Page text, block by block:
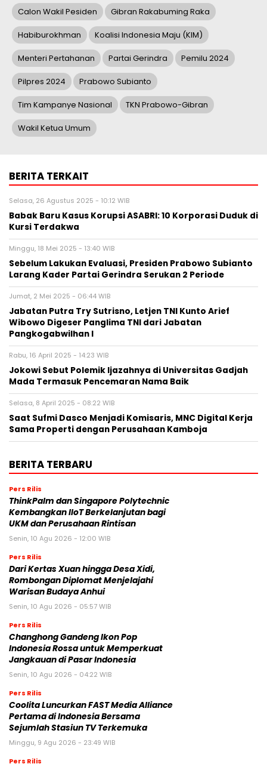
Calon Wakil Pesiden Gibran Rakabuming Raka
Habiburokhman Koalisi Indonesia Maju (KIM)
Menteri Pertahanan Partai Gerindra Pemilu 2024
Pilpres 2024 Prabowo Subianto
Tim Kampanye Nasional TKN Prabowo-Gibran
Wakil Ketua Umum
BERITA TERKAIT
Selasa, 26 Agustus 2025 - 10:12 WIB
Babak Baru Kasus Korupsi ASABRI: 10 Korporasi Duduk di
Kursi Terdakwa
Minggu, 18 Mei 2025 - 13:40 WIB
Sebelum Lakukan Evaluasi, Presiden Prabowo Subianto
Larang Kader Partai Gerindra Serukan 2 Periode
Jumat, 2 Mei 2025 - 06:44 WIB
Jabatan Putra Try Sutrisno, Letjen TNI Kunto Arief
Wibowo Digeser Panglima TNI dari Jabatan
Pangkogabwilhan I
Rabu, 16 April 2025 - 14:23 WIB
Jokowi Sebut Polemik Ijazahnya di Universitas Gadjah
Mada Termasuk Pencemaran Nama Baik
Selasa, 8 April 2025 - 08:22 WIB
Saat Sufmi Dasco Menjadi Komisaris, MNC Digital Kerja
Sama Properti dengan Perusahaan Kamboja
BERITA TERBARU
Pers Rilis
ThinkPalm dan Singapore Polytechnic
Kembangkan IIoT Berkelanjutan bagi
UKM dan Perusahaan Rintisan
Senin, 10 Agu 2026 - 12:00 WIB
Pers Rilis
Dari Kertas Xuan hingga Desa Xidi,
Rombongan Diplomat Menjelajahi
Warisan Budaya Anhui
Senin, 10 Agu 2026 - 05:57 WIB
Pers Rilis
Changhong Gandeng Ikon Pop
Indonesia Rossa untuk Memperkuat
Jangkauan di Pasar Indonesia
Senin, 10 Agu 2026 - 04:22 WIB
Pers Rilis
Coolita Luncurkan FAST Media Alliance
Pertama di Indonesia Bersama
Sejumlah Stasiun TV Terkemuka
Minggu, 9 Agu 2026 - 23:49 WIB
Pers Rilis